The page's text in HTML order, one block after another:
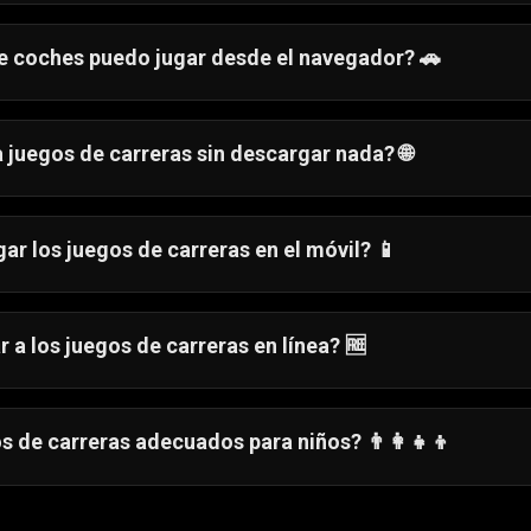
de carreras destacan por su velocidad, controles
🔥
coches puedo jugar desde el navegador? 🚗
una amplia variedad de juegos de coches
populares son:
🔥
🛣️
juegos de carreras sin descargar nada? 🌐
de carreras se pueden jugar directamente desde
los juegos de carreras en el móvil? 📱
a los juegos de carreras en línea? 🆓
de carreras adecuados para niños? 👨‍👩‍👧‍👦
los juegos de carreras son aptos para niños, con